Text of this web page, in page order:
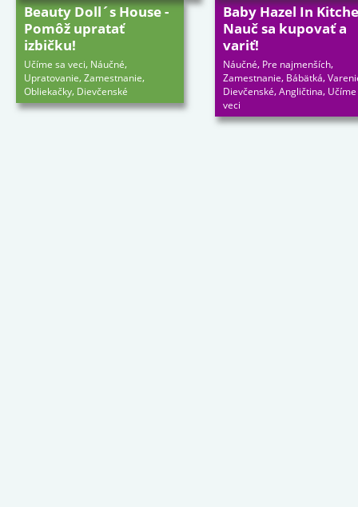
Beauty Doll´s House -
Pomôž upratať
izbičku!
Učíme sa veci, Náučné,
Upratovanie,Zamestnanie,
Obliekačky, Dievčenské
Baby Hazel In
Nauč sa kupovať a
variť!
Náučné, Pre najmenších,
Zamestnanie, Bábätká,
Dievčenské,Angličtina,
veci